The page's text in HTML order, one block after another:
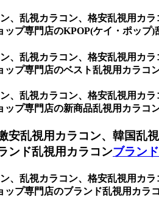
、乱視カラコン、格安乱視用カ
プ専門店のKPOP(ケイ・ポップ)
、乱視カラコン、格安乱視用カ
プ専門店のベスト乱視用カラコ
、乱視カラコン、格安乱視用カ
プ専門店の新商品乱視用カラコ
乱視用カラコン、韓国乱
ンド乱視用カラコンブラン
、乱視カラコン、格安乱視用カ
プ専門店のブランド乱視用カラ